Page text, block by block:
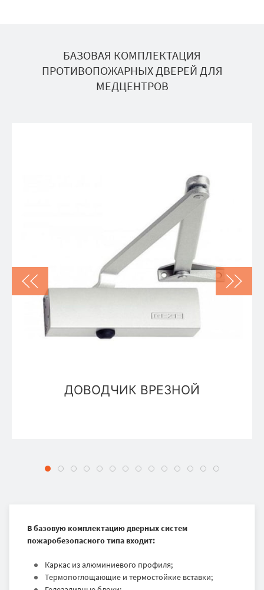
БАЗОВАЯ КОМПЛЕКТАЦИЯ
ПРОТИВОПОЖАРНЫХ ДВЕРЕЙ ДЛЯ
МЕДЦЕНТРОВ
ДОВОДЧИК ВРЕЗНОЙ
В базовую комплектацию дверных систем
пожаробезопасного типа входит:
Каркас из алюминиевого профиля;
Термопоглощающие и термостойкие вставки;